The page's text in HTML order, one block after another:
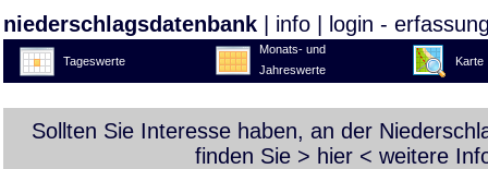
niederschlagsdatenbank info login -
Tageswerte
Monats- und
Jahreswerte
Karte
Sollten Sie Interesse haben, an der
finden Sie > hier < weitere